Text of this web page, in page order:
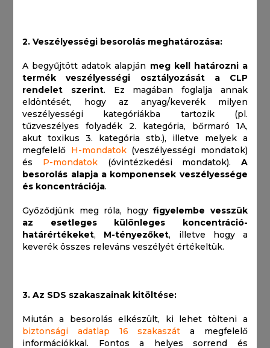
2. Veszélyességi besorolás meghatározása:
A begyűjtött adatok alapján meg kell határozni a
termék veszélyességi osztályozását a CLP
rendelet szerint. Ez magában foglalja annak
eldöntését, hogy az anyag/keverék milyen
veszélyességi kategóriákba tartozik (pl.
tűzveszélyes folyadék 2. kategória, bőrmaró 1A,
akut toxikus 3. kategória stb.), illetve melyek a
megfelelő H-mondatok(veszélyességi mondatok)
és P-mondatok(óvintézkedési mondatok). A
besorolás alapja a komponensek veszélyessége
és koncentrációja.
Győződjünk meg róla, hogyfigyelembe vesszük
az esetleges különleges koncentráció-
határértékeket, M-tényezőket, illetve hogy a
keverék összes releváns veszélyét értékeltük.
3. Az SDS szakaszainak kitöltése:
Miután a besorolás elkészült, ki lehet tölteni a
biztonsági adatlap 16 szakaszát a megfelelő
információkkal. Fontos a helyes sorrend és